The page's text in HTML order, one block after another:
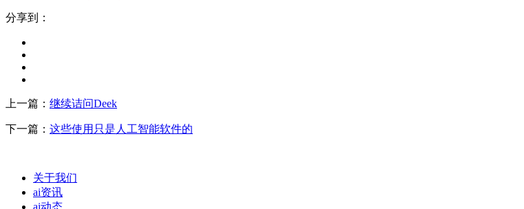
分享到：
上一篇： 继续诘问Deek
下一篇： 这些使用只是人工智能软件的
关于我们
ai资讯